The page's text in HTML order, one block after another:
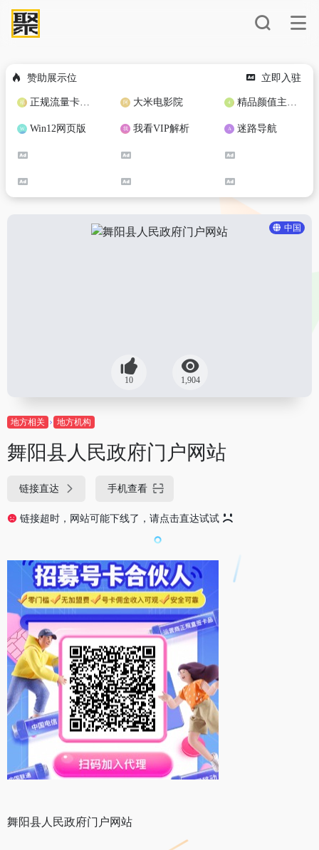
赞助展示位 立即入驻
正规流量卡免费加盟合作 大米电影院 精品颜值主播定制
Win12网页版 我看VIP解析 迷路导航
中国
10 1,904
地方相关 地方机构
舞阳县人民政府门户网站
链接直达 手机查看
链接超时，网站可能下线了，请点击直达试试
舞阳县人民政府门户网站